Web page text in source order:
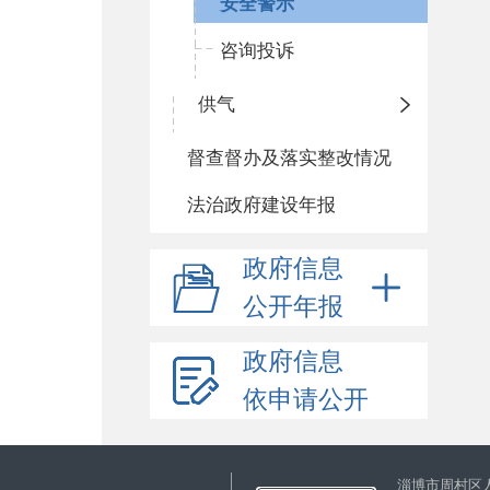
咨询投诉
供气
督查督办及落实整改情况
法治政府建设年报
政府信息
公开年报
政府信息
依申请公开
淄博市周村区